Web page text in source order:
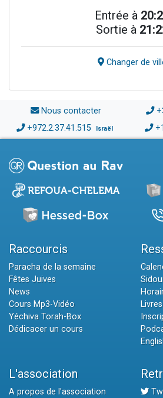
Entrée à
Sortie à
Changer de
Nous contacter
+972.2.37.41.515 Israël
Raccourcis
Paracha de la semaine
Fêtes Juives
News
Cours Mp3-Vidéo
Yéchiva Torah-Box
Dédicacer un cours
L'association
A propos de l'association